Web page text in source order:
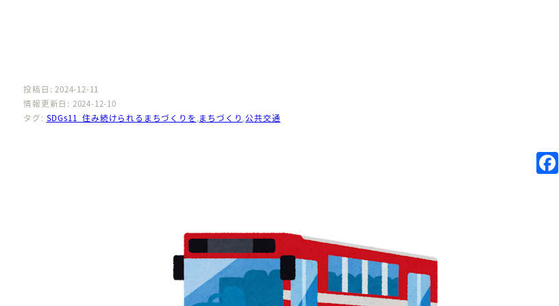
投稿日: 2024-12-11
情報更新日: 2024-12-10
タグ: SDGs11_住み続けられるまちづくりを,まちづくり,公共交通